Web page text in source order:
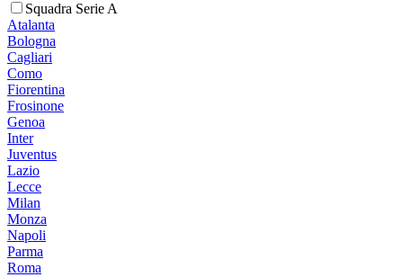
Squadra Serie A
Atalanta
Bologna
Cagliari
Como
Fiorentina
Frosinone
Genoa
Inter
Juventus
Lazio
Lecce
Milan
Monza
Napoli
Parma
Roma